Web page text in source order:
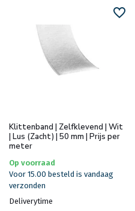
Klittenband | Zelfklevend | Wit
| Lus (Zacht) | 50 mm | Prijs per
meter
Op voorraad
Voor 15.00 besteld is vandaag
verzonden
Deliverytime